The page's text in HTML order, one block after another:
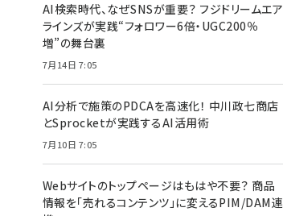
AI検索時代、なぜSNSが重要？ フジドリームエア
ラインズが実践“フォロワー6倍・UGC200％
増”の舞台裏
7月14日 7:05
AI分析で施策のPDCAを高速化！ 中川政七商店
とSprocketが実践するAI活用術
7月10日 7:05
Webサイトのトップページはもはや不要？ 商品
情報を「売れるコンテンツ」に変えるPIM/DAM連